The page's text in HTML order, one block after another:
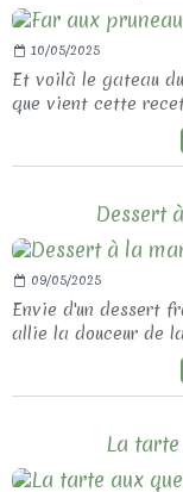
10/05/2025
Et voilà le gateau
que vient cette
Dessert
09/05/2025
Envie d'un dessert
allie la douceur de
La tarte